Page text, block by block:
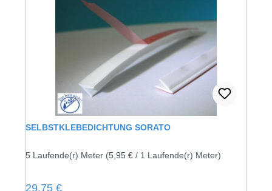
SELBSTKLEBEDICHTUNG SORATO
5 Laufende(r) Meter (5,95 € / 1 Laufende(r) Meter)
Regulärer Preis:
29,75 €